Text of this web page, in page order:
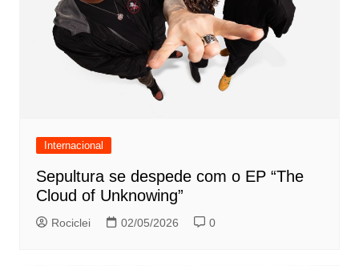
Internacional
Sepultura se despede com o EP “The
Cloud of Unknowing”
Rociclei 02/05/2026 0